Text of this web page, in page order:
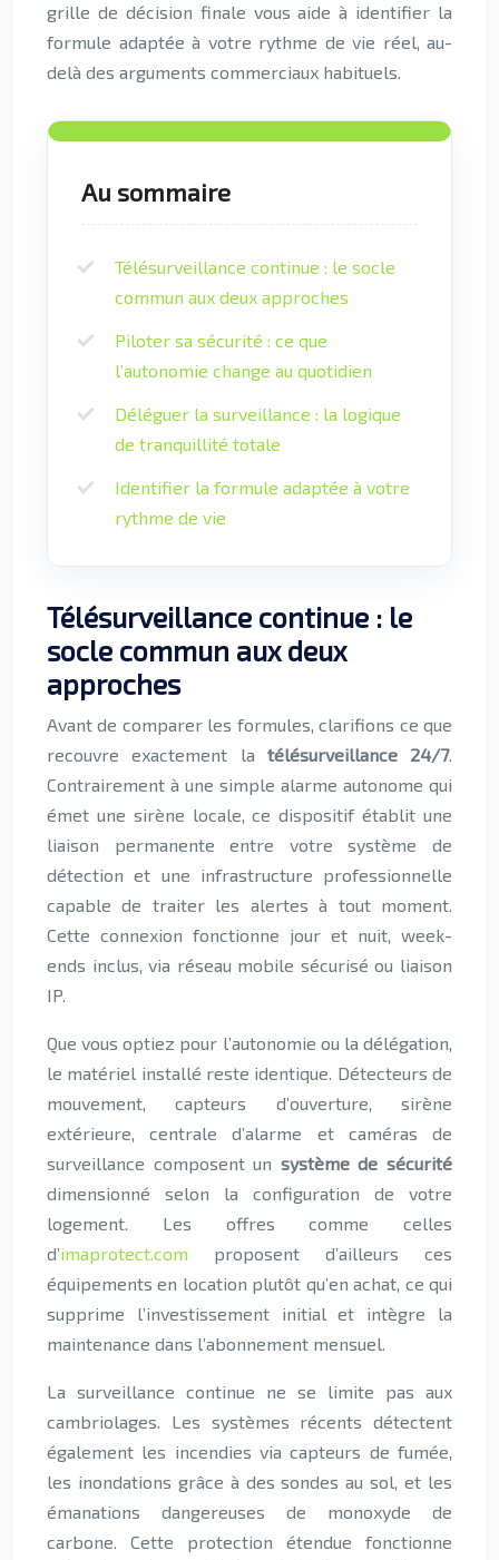
grille de décision finale vous aide à identifier la
formule adaptée à votre rythme de vie réel, au-
delà des arguments commerciaux habituels.
Au sommaire
Télésurveillance continue : le socle
commun aux deux approches
Piloter sa sécurité : ce que
l’autonomie change au quotidien
Déléguer la surveillance : la logique
de tranquillité totale
Identifier la formule adaptée à votre
rythme de vie
Télésurveillance continue : le
socle commun aux deux
approches
Avant de comparer les formules, clarifions ce que
recouvre exactement la télésurveillance 24/7.
Contrairement à une simple alarme autonome qui
émet une sirène locale, ce dispositif établit une
liaison permanente entre votre système de
détection et une infrastructure professionnelle
capable de traiter les alertes à tout moment.
Cette connexion fonctionne jour et nuit, week-
ends inclus, via réseau mobile sécurisé ou liaison
IP.
Que vous optiez pour l’autonomie ou la délégation,
le matériel installé reste identique. Détecteurs de
mouvement, capteurs d’ouverture, sirène
extérieure, centrale d’alarme et caméras de
surveillance composent un système de sécurité
dimensionné selon la configuration de votre
logement. Les offres comme celles
d’imaprotect.com proposent d’ailleurs ces
équipements en location plutôt qu’en achat, ce qui
supprime l’investissement initial et intègre la
maintenance dans l’abonnement mensuel.
La surveillance continue ne se limite pas aux
cambriolages. Les systèmes récents détectent
également les incendies via capteurs de fumée,
les inondations grâce à des sondes au sol, et les
émanations dangereuses de monoxyde de
carbone. Cette protection étendue fonctionne